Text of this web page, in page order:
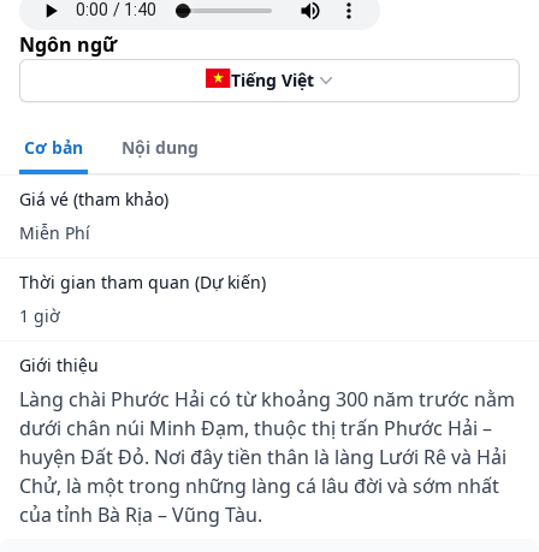
Ngôn ngữ
Tiếng Việt
Cơ bản Nội dung
Giá vé (tham khảo)
Miễn Phí
Thời gian tham quan (Dự kiến)
1 giờ
Giới thiệu
Làng chài Phước Hải có từ khoảng 300 năm trước nằm
dưới chân núi Minh Đạm, thuộc thị trấn Phước Hải –
huyện Đất Đỏ. Nơi đây tiền thân là làng Lưới Rê và Hải
Chử, là một trong những làng cá lâu đời và sớm nhất
của tỉnh Bà Rịa – Vũng Tàu.